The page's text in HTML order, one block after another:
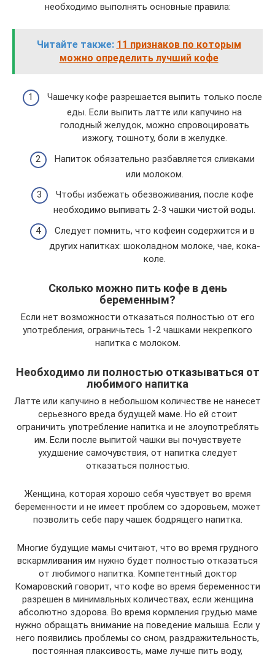
необходимо выполнять основные правила:
Читайте также: 11 признаков по которым
можно определить лучший кофе
Чашечку кофе разрешается выпить только после
еды. Если выпить латте или капучино на
голодный желудок, можно спровоцировать
изжогу, тошноту, боли в желудке.
Напиток обязательно разбавляется сливками
или молоком.
Чтобы избежать обезвоживания, после кофе
необходимо выпивать 2-3 чашки чистой воды.
Следует помнить, что кофеин содержится и в
других напитках: шоколадном молоке, чае, кока-
коле.
Сколько можно пить кофе в день
беременным?
Если нет возможности отказаться полностью от его
употребления, ограничьтесь 1-2 чашками некрепкого
напитка с молоком.
Необходимо ли полностью отказываться от
любимого напитка
Латте или капучино в небольшом количестве не нанесет
серьезного вреда будущей маме. Но ей стоит
ограничить употребление напитка и не злоупотреблять
им. Если после выпитой чашки вы почувствуете
ухудшение самочувствия, от напитка следует
отказаться полностью.
Женщина, которая хорошо себя чувствует во время
беременности и не имеет проблем со здоровьем, может
позволить себе пару чашек бодрящего напитка.
Многие будущие мамы считают, что во время грудного
вскармливания им нужно будет полностью отказаться
от любимого напитка. Компетентный доктор
Комаровский говорит, что кофе во время беременности
разрешен в минимальных количествах, если женщина
абсолютно здорова. Во время кормления грудью маме
нужно обращать внимание на поведение малыша. Если у
него появились проблемы со сном, раздражительность,
постоянная плаксивость, маме лучше пить воду,